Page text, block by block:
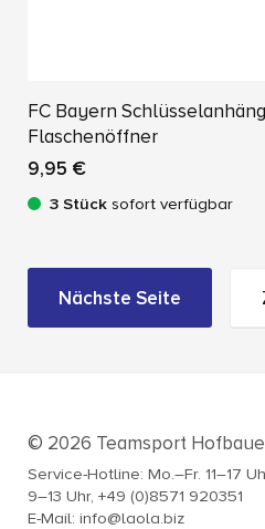
FC Bayern
Flaschenöffner
9,95 €
3 Stück sofort verfügbar
Nächste Seite
© 2026 Teamsport
Service-Hotline: Mo.–Fr. 11–17
9–13 Uhr, +49 (0)8571 920351
E-Mail: info@laola.biz